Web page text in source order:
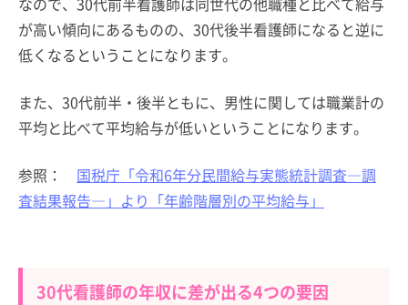
が高い傾向にあるものの、30代後半看護師になると逆に
低くなるということになります。
また、30代前半・後半ともに、男性に関しては職業計の
平均と比べて平均給与が低いということになります。
参照： 国税庁「令和6年分民間給与実態統計調査―調
査結果報告―」より「年齢階層別の平均給与」
30代看護師の年収に差が出る4つの要因